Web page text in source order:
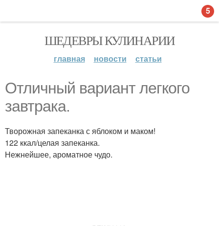
ШЕДЕВРЫ КУЛИНАРИИ
главная новости статьи
Отличный вариант легкого
завтрака.
Творожная запеканка с яблоком и маком!
122 ккал/целая запеканка.
Нежнейшее, ароматное чудо.
5